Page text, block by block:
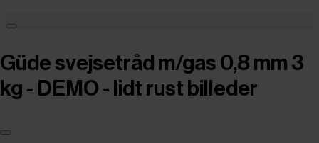
Güde svejsetråd m/gas 0,8 mm 3
kg - DEMO - lidt rust billeder